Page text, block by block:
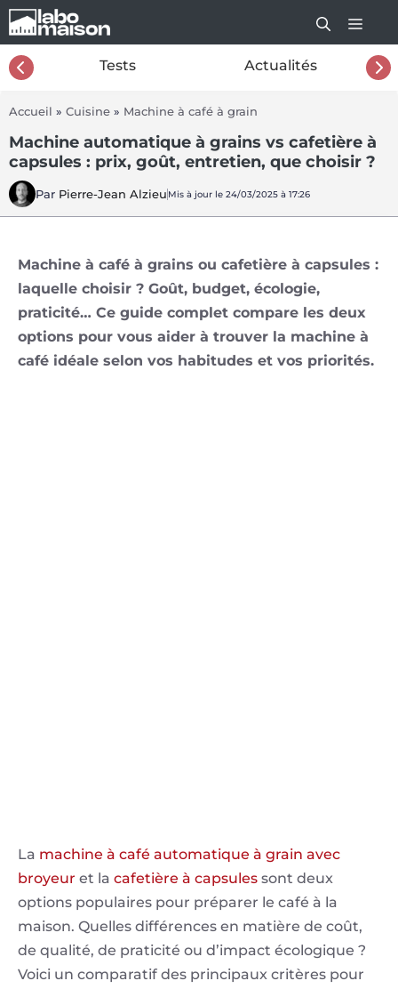
Aller
au
contenu
Tests Actualités
Accueil » Cuisine » Machine à café à grain
Machine automatique à grains vs cafetière à
capsules : prix, goût, entretien, que choisir ?
Par Pierre-Jean Alzieu Mis à jour le 24/03/2025 à 17:26
Machine à café à grains ou cafetière à capsules :
laquelle choisir ? Goût, budget, écologie,
praticité… Ce guide complet compare les deux
options pour vous aider à trouver la machine à
café idéale selon vos habitudes et vos priorités.
La machine à café automatique à grain avec
broyeur et la cafetière à capsules sont deux
options populaires pour préparer le café à la
maison. Quelles différences en matière de coût,
de qualité, de praticité ou d’impact écologique ?
Voici un comparatif des principaux critères pour